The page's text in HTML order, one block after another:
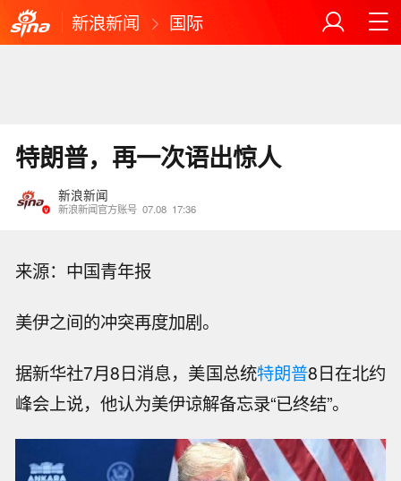
新浪新闻 国际
特朗普，再一次语出惊人
新浪新闻
新浪新闻官方账号 07.08 17:36
来源：中国青年报
美伊之间的冲突再度加剧。
据新华社7月8日消息，美国总统特朗普8日在北约
峰会上说，他认为美伊谅解备忘录“已终结”。